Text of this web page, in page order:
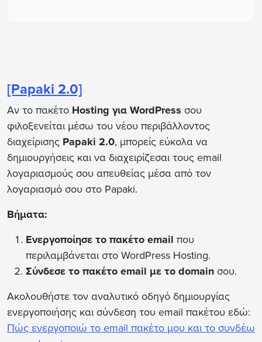
[Papaki 2.0]
Αν το πακέτο Hosting για WordPress σου
φιλοξενείται μέσω του νέου περιβάλλοντος
διαχείρισης Papaki 2.0, μπορείς εύκολα να
δημιουργήσεις και να διαχειρίζεσαι τους email
λογαριασμούς σου απευθείας μέσα από τον
λογαριασμό σου στο Papaki.
Βήματα:
Ενεργοποίησε το πακέτο email που
περιλαμβάνεται στο WordPress Hosting.
Σύνδεσε το πακέτο email με το domain σου.
Ακολουθήστε τον αναλυτικό οδηγό δημιουργίας
ενεργοποιήσης και σύνδεση του email πακέτου εδώ:
Πώς ενεργοποιώ το email πακέτο μου και το συνδέω